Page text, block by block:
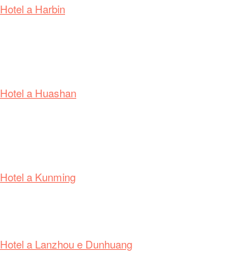
Hotel a Harbin
Hotel a Huashan
Hotel a Kunming
Hotel a Lanzhou e Dunhuang